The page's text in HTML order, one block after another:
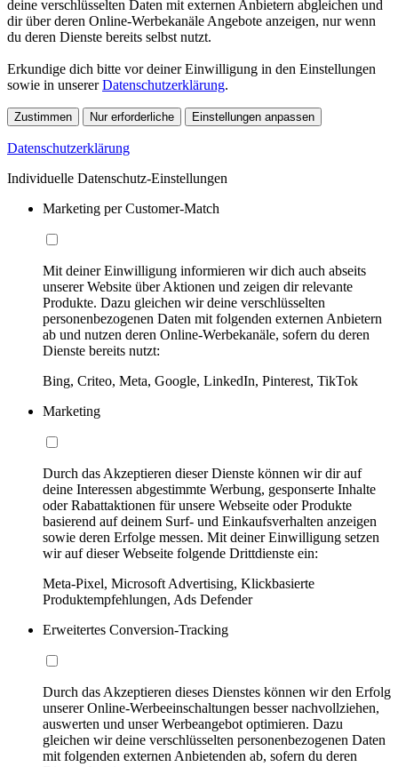
deine verschlüsselten Daten mit externen Anbietern abgleichen und
dir über deren Online-Werbekanäle Angebote anzeigen, nur wenn
du deren Dienste bereits selbst nutzt.
Erkundige dich bitte vor deiner Einwilligung in den Einstellungen
sowie in unsererDatenschutzerklärung.
Zustimmen Nur erforderliche Einstellungen anpassen
Datenschutzerklärung
Individuelle Datenschutz-Einstellungen
Marketing per Customer-Match
Mit deiner Einwilligung informieren wir dich auch abseits
unserer Website über Aktionen und zeigen dir relevante
Produkte. Dazu gleichen wir deine verschlüsselten
personenbezogenen Daten mit folgenden externen Anbietern
ab und nutzen deren Online-Werbekanäle, sofern du deren
Dienste bereits nutzt:
Bing, Criteo, Meta, Google, LinkedIn, Pinterest, TikTok
Marketing
Durch das Akzeptieren dieser Dienste können wir dir auf
deine Interessen abgestimmte Werbung, gesponserte Inhalte
oder Rabattaktionen für unsere Webseite oder Produkte
basierend auf deinem Surf- und Einkaufsverhalten anzeigen
sowie deren Erfolge messen. Mit deiner Einwilligung setzen
wir auf dieser Webseite folgende Drittdienste ein:
Meta-Pixel, Microsoft Advertising, Klickbasierte
Produktempfehlungen, Ads Defender
Erweitertes Conversion-Tracking
Durch das Akzeptieren dieses Dienstes können wir den Erfolg
unserer Online-Werbeeinschaltungen besser nachvollziehen,
auswerten und unser Werbeangebot optimieren. Dazu
gleichen wir deine verschlüsselten personenbezogenen Daten
mit folgenden externen Anbietenden ab, sofern du deren